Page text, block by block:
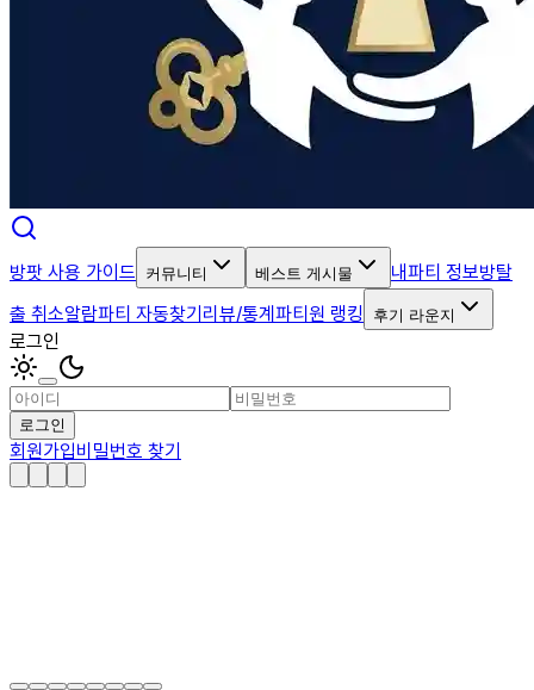
방팟 사용 가이드 커뮤니티 베스트 게시물 내파티 정보방탈
출 취소알람파티 자동찾기리뷰/통계파티원 랭킹 후기 라운지
로그인
로그인
회원가입비밀번호 찾기